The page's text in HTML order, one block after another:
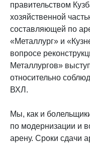
правительством
хозяйственной
составляющей по
«Металлург» и
вопросе
Металлургов»
относительно
ВХЛ.
Мы, как и
по модернизации и
арену. Сроки сдачи